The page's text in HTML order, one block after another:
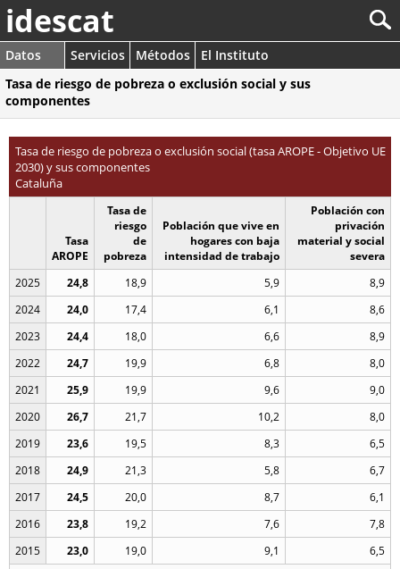
idescat
Datos Servicios Métodos
El Instituto
Tasa de riesgo de pobreza o exclusión social y sus
componentes
Tasa de riesgo de pobreza o exclusión social (tasa AROPE - Objetivo UE
2030) y sus componentes
Cataluña
Tasa
AROPE
Tasa de
riesgo
de
pobreza
Población que vive en
hogares con baja
intensidad de trabajo
Población con
privación
material y social
severa
2025
24,8 18,9 5,9
8,9
2024
24,0 17,4 6,1
8,6
2023
24,4 18,0 6,6
8,9
2022
24,7 19,9 6,8
8,0
2021
25,9 19,9 9,6
9,0
2020
26,7 21,7 10,2
8,0
2019
23,6 19,5 8,3
6,5
2018
24,9 21,3 5,8
6,7
2017
24,5 20,0 8,7
6,1
2016
23,8 19,2 7,6
7,8
2015
23,0 19,0 9,1
6,5